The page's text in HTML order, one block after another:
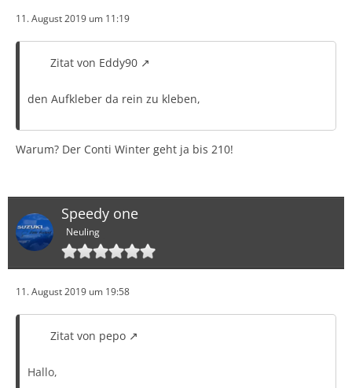
11. August 2019 um 11:19
Zitat von Eddy90
den Aufkleber da rein zu kleben,
Warum? Der Conti Winter geht ja bis 210!
Speedy one
Neuling
11. August 2019 um 19:58
Zitat von pepo
Hallo,